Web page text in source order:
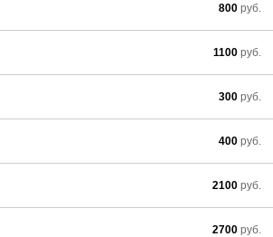
800 руб.
1100 руб.
300 руб.
400 руб.
2100 руб.
2700 руб.